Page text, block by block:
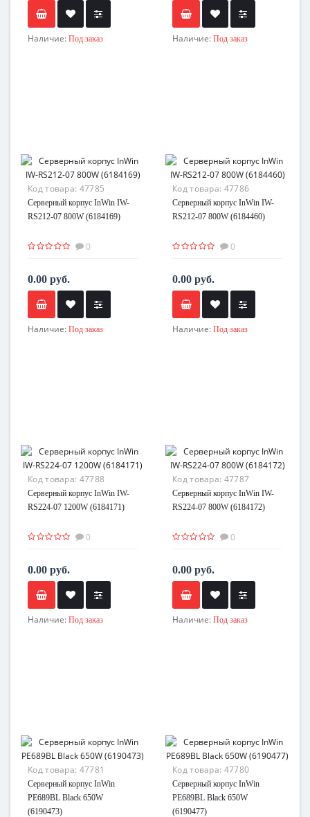
Наличие: Под заказ Наличие: Под заказ
Код товара: 47785
Серверный корпус InWin IW-
RS212-07 800W (6184169)
0
0.00 руб.
Наличие: Под заказ
Код товара: 47786
Серверный корпус InWin IW-
RS212-07 800W (6184460)
0
0.00 руб.
Наличие: Под заказ
Код товара: 47788
Серверный корпус InWin IW-
RS224-07 1200W (6184171)
0
0.00 руб.
Наличие: Под заказ
Код товара: 47787
Серверный корпус InWin IW-
RS224-07 800W (6184172)
0
0.00 руб.
Наличие: Под заказ
Код товара: 47781
Серверный корпус InWin
PE689BL Black 650W
(6190473)
Код товара: 47780
Серверный корпус InWin
PE689BL Black 650W
(6190477)